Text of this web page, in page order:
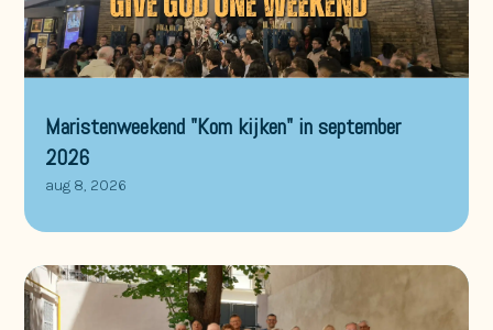
Maristenweekend "Kom kijken" in september
2026
aug 8, 2026